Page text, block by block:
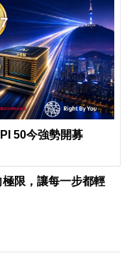
50今強勢開募
限，讓每一步都輕